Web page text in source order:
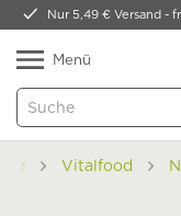
Nur 5,49 € Versand -
Menü
Vitalfood